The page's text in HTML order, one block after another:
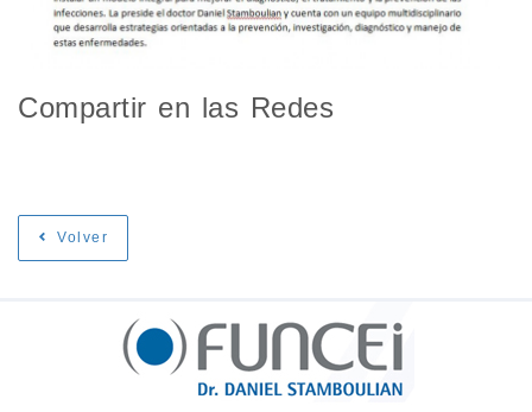
Compartir en las Redes
Volver